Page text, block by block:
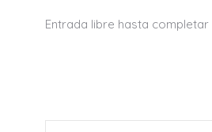
Entrada libre hasta